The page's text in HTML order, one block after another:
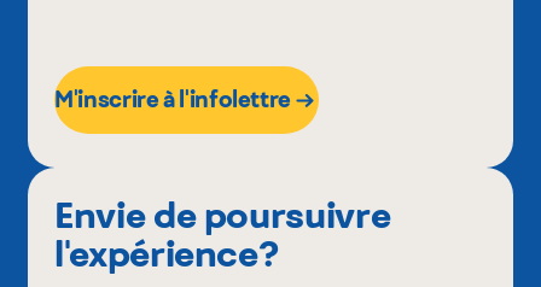
M'inscrire à l'infolettre
Envie de poursuivre
l'expérience?